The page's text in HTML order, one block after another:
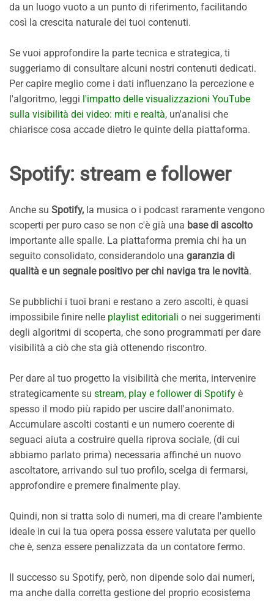
da un luogo vuoto a un punto di riferimento, facilitando
così la crescita naturale dei tuoi contenuti.
Se vuoi approfondire la parte tecnica e strategica, ti
suggeriamo di consultare alcuni nostri contenuti dedicati.
Per capire meglio come i dati influenzano la percezione e
l'algoritmo, leggi l'impatto delle visualizzazioni YouTube
sulla visibilità dei video: miti e realtà, un'analisi che
chiarisce cosa accade dietro le quinte della piattaforma.
Spotify: stream e follower
Anche su Spotify, la musica o i podcast raramente vengono
scoperti per puro caso se non c'è già una base di ascolto
importante alle spalle. La piattaforma premia chi ha un
seguito consolidato, considerandolo una garanzia di
qualità e un segnale positivo per chi naviga tra le novità.
Se pubblichi i tuoi brani e restano a zero ascolti, è quasi
impossibile finire nelle playlist editoriali o nei suggerimenti
degli algoritmi di scoperta, che sono programmati per dare
visibilità a ciò che sta già ottenendo riscontro.
Per dare al tuo progetto la visibilità che merita, intervenire
strategicamente su stream, play e follower di Spotify è
spesso il modo più rapido per uscire dall'anonimato.
Accumulare ascolti costanti e un numero coerente di
seguaci aiuta a costruire quella riprova sociale, (di cui
abbiamo parlato prima) necessaria affinché un nuovo
ascoltatore, arrivando sul tuo profilo, scelga di fermarsi,
approfondire e premere finalmente play.
Quindi, non si tratta solo di numeri, ma di creare l'ambiente
ideale in cui la tua opera possa essere valutata per quello
che è, senza essere penalizzata da un contatore fermo.
Il successo su Spotify, però, non dipende solo dai numeri,
ma anche dalla corretta gestione del proprio ecosistema